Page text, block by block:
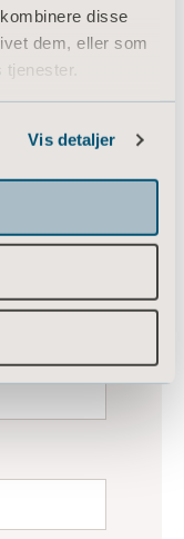
disse
dem, eller som
Vis detaljer